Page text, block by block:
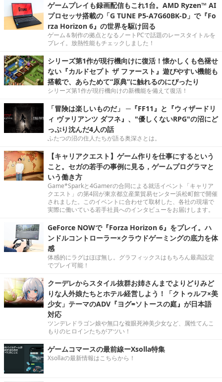
ゲームプレイも録画配信もこれ1台。AMD Ryzen™ AI
プロセッサ搭載の「G TUNE P5-A7G60BK-D」で『Fo
rza Horizon 6』の世界を駆け回る
ゲーム＆制作の拠点となるノートPCで話題のレースタイトルを
プレイ。放熱性能もチェックしました！
シリーズ第1作が現行機向けに復活！懐かしくも色褪せ
ない『カルドセプト ザ ファースト』遊びやすい機能も
搭載で、あらためて“原典”に触れるのにぴったり
シリーズ第1作が現行機向けの新機能を備えて復活！
「冒険は楽しいものだ」 ─『FF11』と『ウィザードリ
ィ ヴァリアンツ ダフネ』、"優しくないRPG"の沼にど
っぷり沈んだ4人の話
ふたつの沼の住人たちが語る奥深さとは。
【キャリアクエスト】ゲーム作りを仕事にするという
こと。セガの若手の事例に見る，ゲームプログラマと
いう働き方
Game*Sparkと4Gamerの合同による就活イベント「キャリア
クエスト」の第4回が東京都立産業貿易センター浜松町館で開催
されました。このイベントに合わせて取材した、各社の現場で
実際に働いている若手社員へのインタビューをお届けします。
GeForce NOWで『Forza Horizon 6』をプレイ。ハ
ンドルコントローラー×クラウドゲーミングの底力を体
感
体感的にラグはほぼ無し。グラフィックスはもちろん最高設定
でプレイ可能！
クーデレからスタイル抜群お姉さんまでよりどりみど
りな人外娘たちとホテル経営しよう！「クトゥルフ×美
少女」テーマのADV『ヨグ=ソトースの庭』が日本語
対応
ツンデレドラゴン娘や無口な複眼死神美少女など、属性てんこ
もりのヒロインたちがアツい！
ゲームコマースの最前線ーXsolla特集
Xsollaの最新情報はこちらから！